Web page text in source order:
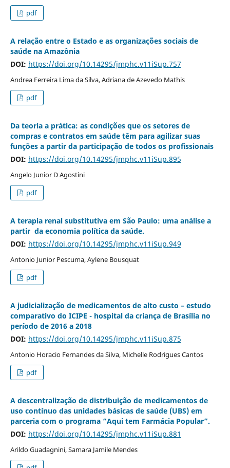
pdf
A relação entre o Estado e as organizações sociais de
saúde na Amazônia
DOI: https://doi.org/10.14295/jmphc.v11iSup.757
Andrea Ferreira Lima da Silva, Adriana de Azevedo Mathis
pdf
Da teoria a prática: as condições que os setores de
compras e contratos em saúde têm para agilizar suas
funções a partir da participação de todos os profissionais
DOI: https://doi.org/10.14295/jmphc.v11iSup.895
Angelo Junior D Agostini
pdf
A terapia renal substitutiva em São Paulo: uma análise a
partir da economia política da saúde.
DOI: https://doi.org/10.14295/jmphc.v11iSup.949
Antonio Junior Pescuma, Aylene Bousquat
pdf
A judicialização de medicamentos de alto custo – estudo
comparativo do ICIPE - hospital da criança de Brasília no
período de 2016 a 2018
DOI: https://doi.org/10.14295/jmphc.v11iSup.875
Antonio Horacio Fernandes da Silva, Michelle Rodrigues Cantos
pdf
A descentralização de distribuição de medicamentos de
uso contínuo das unidades básicas de saúde (UBS) em
parceria com o programa “Aqui tem Farmácia Popular”.
DOI: https://doi.org/10.14295/jmphc.v11iSup.881
Arildo Guadagnini, Samara Jamile Mendes